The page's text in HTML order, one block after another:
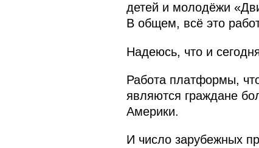
детей и молодёжи
В общем, всё это
Надеюсь, что и
Работа платформы,
являются граждане
Америки.
И число зарубежных